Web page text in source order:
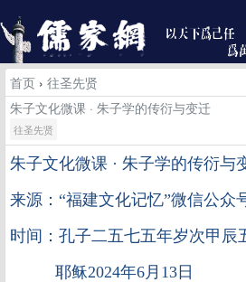
首页 › 往圣先贤
朱子文化微课 · 朱子学的传衍与变迁
往圣先贤
朱子文化微课 · 朱子学的传衍与
来源：“福建文化记忆”微信公众
时间：孔子二五七五年岁次甲辰
耶稣2024年6月13日